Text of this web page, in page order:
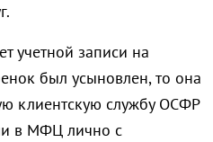
учетной записи на
был усыновлен, то она
клиентскую службу ОСФР
в МФЦ лично с